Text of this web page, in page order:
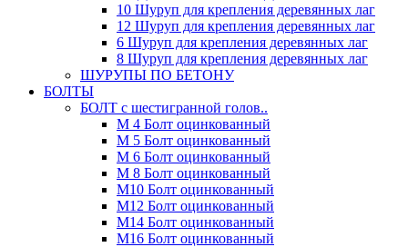
10 Шуруп для крепления деревянных лаг
12 Шуруп для крепления деревянных лаг
6 Шуруп для крепления деревянных лаг
8 Шуруп для крепления деревянных лаг
ШУРУПЫ ПО БЕТОНУ
БОЛТЫ
БОЛТ с шестигранной голов..
М 4 Болт оцинкованный
М 5 Болт оцинкованный
М 6 Болт оцинкованный
М 8 Болт оцинкованный
М10 Болт оцинкованный
М12 Болт оцинкованный
М14 Болт оцинкованный
М16 Болт оцинкованный